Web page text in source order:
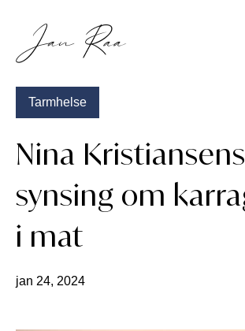
innhold
Tarmhelse
Nina Kristiansens
synsing om
i mat
jan 24, 2024